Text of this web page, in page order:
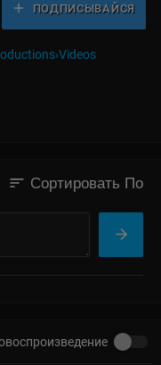
ПОДПИСЫВАЙСЯ
sort Сортировать По